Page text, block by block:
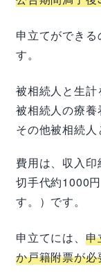
申立てができ
す。
被相続人と生
被相続人の療
その他被相続
費用は、収入
切手代約1000
す。）です。
申立てには、 申
か戸籍附票が必